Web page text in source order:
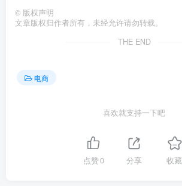
© 版权声明
文章版权归作者所有，未经允许请勿转载。
THE END
电商
喜欢就支持一下吧
点赞0 分享 收藏